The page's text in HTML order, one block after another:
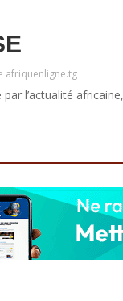
afriquenligne.tg
l’actualité